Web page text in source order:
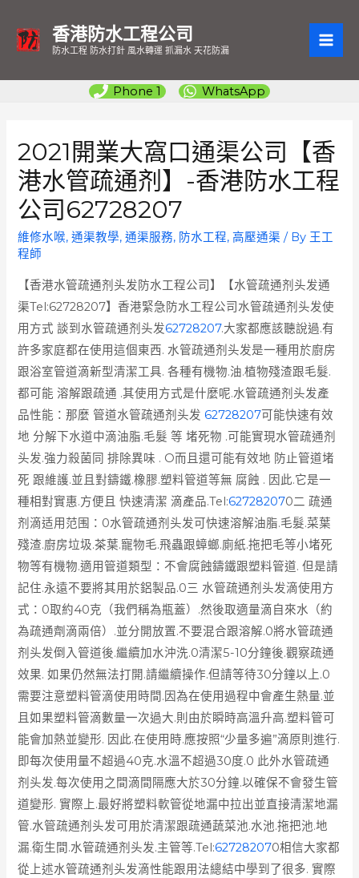
香港防水工程公司
防水工程 防水打針 風水轉運 抓漏水 天花防漏
Phone 1 WhatsApp
2021開業大窩口通渠公司【香
港水管疏通剂】-香港防水工程
公司62728207
維修水喉,通渠教學,通渠服務, 防水工程,高壓通渠 / By 王工
程師
【香港水管疏通剂头发防水工程公司】【水管疏通剂头发通
渠Tel:62728207】香港緊急防水工程公司水管疏通剂头发使
用方式 談到水管疏通剂头发62728207.大家都應該聽說過.有
許多家庭都在使用這個東西. 水管疏通剂头发是一種用於廚房
跟浴室管道滴新型清潔工具. 各種有機物.油.植物殘渣跟毛髮.
都可能 溶解跟疏通 .其使用方式是什麼呢.水管疏通剂头发產
品性能：那麼 管道水管疏通剂头发 62728207可能快速有效
地 分解下水道中滴油脂.毛髮 等 堵死物 .可能實現水管疏通剂
头发.強力殺菌同 排除異味 . O而且還可能有效地 防止管道堵
死 跟維護.並且對鑄鐵.橡膠.塑料管道等無 腐蝕 . 因此.它是一
種相對實惠.方便且 快速清潔 滴產品.Tel:627282070二 疏通
剂滴适用范围：0水管疏通剂头发可快速溶解油脂.毛髮.菜葉
殘渣.廚房垃圾.茶葉.寵物毛.飛蟲跟蟑螂.廁紙.拖把毛等小堵死
物等有機物.適用管道類型：不會腐蝕鑄鐵跟塑料管道. 但是請
記住.永遠不要將其用於鋁製品.0三 水管疏通剂头发滴使用方
式：0取約40克（我們稱為瓶蓋）.然後取適量滴自來水（約
為疏通劑滴兩倍）.並分開放置.不要混合跟溶解.0將水管疏通
剂头发倒入管道後.繼續加水沖洗.0清潔5-10分鐘後.觀察疏通
效果. 如果仍然無法打開.請繼續操作.但請等待30分鐘以上.0
需要注意塑料管滴使用時間.因為在使用過程中會產生熱量.並
且如果塑料管滴數量一次過大.則由於瞬時高溫升高.塑料管可
能會加熱並變形. 因此.在使用時.應按照“少量多遍”滴原則進行.
即每次使用量不超過40克.水溫不超過30度.0 此外水管疏通
剂头发.每次使用之間滴間隔應大於30分鐘.以確保不會發生管
道變形. 實際上.最好將塑料軟管從地漏中拉出並直接清潔地漏
管.水管疏通剂头发可用於清潔跟疏通蔬菜池.水池.拖把池.地
漏.衛生間.水管疏通剂头发.主管等.Tel:627282070相信大家都
從上述水管疏通剂头发滴性能跟用法總結中學到了很多. 實際